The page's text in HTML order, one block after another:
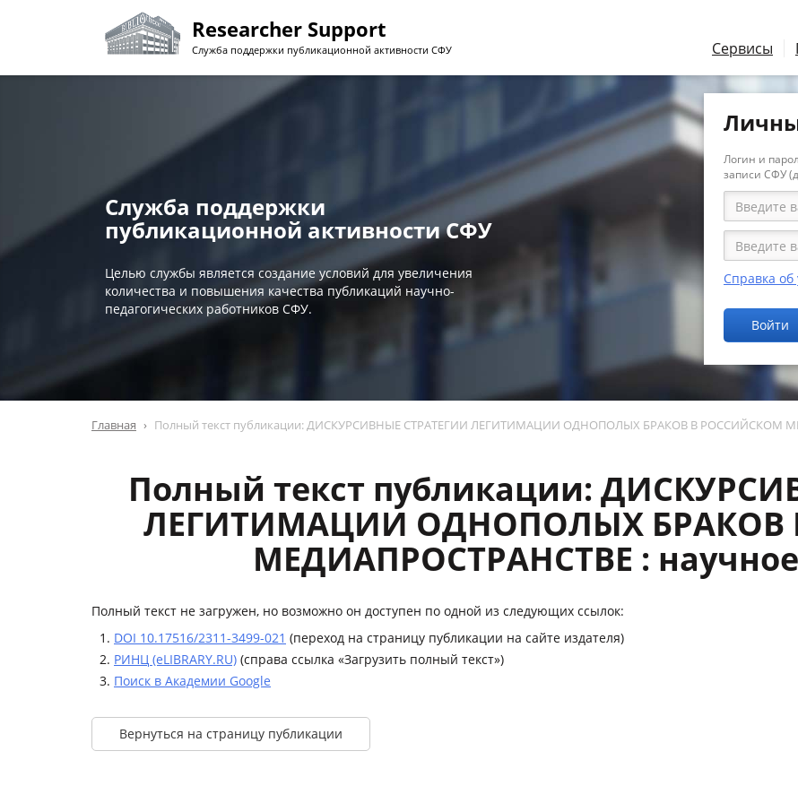
Researcher Support
Служба поддержки публикационной активности СФУ Сервисы
Служба поддержки
публикационной активности СФУ
Целью службы является создание условий для увеличения
количества и повышения качества публикаций научно-
педагогических работников СФУ.
Логин и
записи СФУ
Справка
Войти
Главная Полный текст публикации: ДИСКУРСИВНЫЕ СТРАТЕГИИ ЛЕГИТИМАЦИИ ОДНОПОЛЫХ БРАКОВ В РОССИЙСКОМ
Полный текст публикации:
ЛЕГИТИМАЦИИ ОДНОПОЛЫХ БРАКОВ
МЕДИАПРОСТРАНСТВЕ :
Полный текст не загружен, но возможно он доступен по одной из следующих ссылок:
DOI 10.17516/2311-3499-021 (переход на страницу публикации на сайте издателя)
РИНЦ (eLIBRARY.RU) (справа ссылка «Загрузить полный текст»)
Поиск в Академии Google
Вернуться на страницу публикации